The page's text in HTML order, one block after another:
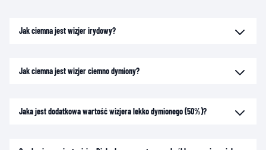
Jak ciemna jest wizjer irydowy?
Jak ciemna jest wizjer ciemno dymiony?
Jaka jest dodatkowa wartość wizjera lekko dymionego (50%)?